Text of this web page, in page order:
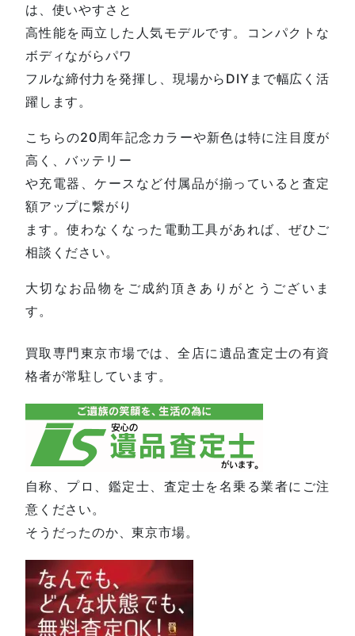
は、使いやすさと
高性能を両立した人気モデルです。コンパクトな
ボディながらパワ
フルな締付力を発揮し、現場からDIYまで幅広く活
躍します。
こちらの20周年記念カラーや新色は特に注目度が
高く、バッテリー
や充電器、ケースなど付属品が揃っていると査定
額アップに繋がり
ます。使わなくなった電動工具があれば、ぜひご
相談ください。
大切なお品物をご成約頂きありがとうございま
す。
買取専門東京市場では、全店に遺品査定士の有資
格者が常駐しています。
自称、プロ、鑑定士、査定士を名乗る業者にご注
意ください。
そうだったのか、東京市場。